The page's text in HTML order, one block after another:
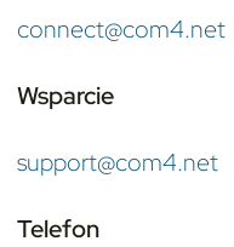
connect@com4.net
Wsparcie
support@com4.net
Telefon